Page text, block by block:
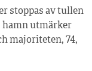
stoppas av tullen
hamn utmärker
majoriteten, 74,